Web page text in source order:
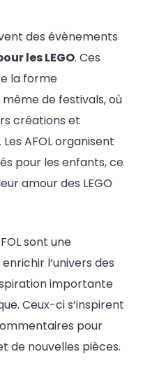
des évènements
les LEGO. Ces
la forme
de festivals, où
créations et
AFOL organisent
pour les enfants, ce
amour des LEGO
sont une
l’univers des
importante
Ceux-ci s’inspirent
pour
de nouvelles pièces.